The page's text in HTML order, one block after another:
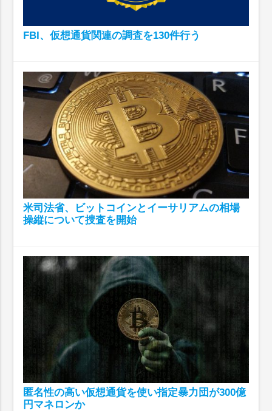
FBI、仮想通貨関連の調査を130件行う
米司法省、ビットコインとイーサリアムの相場
操縦について捜査を開始
匿名性の高い仮想通貨を使い指定暴力団が300億
円マネロンか